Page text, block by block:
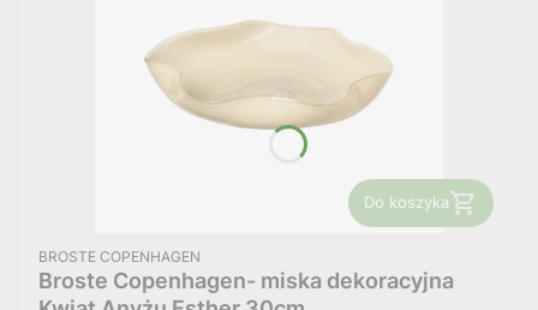
Do koszyka
PRODUCENT
BROSTE COPENHAGEN
Broste Copenhagen- miska dekoracyjna